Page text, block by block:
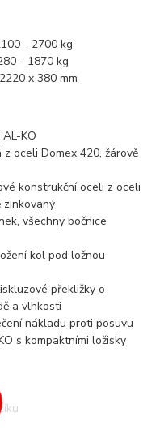
- 2700 kg
- 1870 kg
x 380 mm
KO
oceli Domex 420, žárově
konstrukční oceli z oceli
zinkovaný
všechny bočnice
kol pod ložnou
překližky o
a vlhkosti
nákladu proti posuvu
s kompaktními ložisky